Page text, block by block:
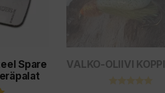
Spare
VALKO-OLIIVI
valinnat
tuotteen